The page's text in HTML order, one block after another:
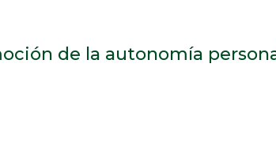
de la autonomía